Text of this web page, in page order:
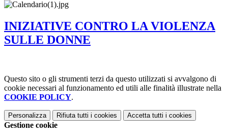
INIZIATIVE CONTRO LA VIOLENZA
SULLE DONNE
Questo sito o gli strumenti terzi da questo utilizzati si avvalgono di
cookie necessari al funzionamento ed utili alle finalità illustrate nella
COOKIE POLICY.
Personalizza Rifiuta tutti i cookies Accetta tutti i cookies
Gestione cookie